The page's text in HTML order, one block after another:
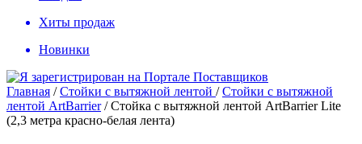
Хиты продаж
Новинки
Главная /Стойки с вытяжной лентой /Стойки с вытяжной
лентой ArtBarrier/Стойка с вытяжной лентой ArtBarrier Lite
(2,3 метра красно-белая лента)